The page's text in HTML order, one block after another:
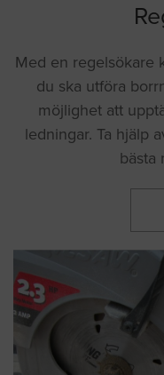
Med en regelsökare
du ska utföra
möjlighet att
ledningar. Ta hjälp
bästa